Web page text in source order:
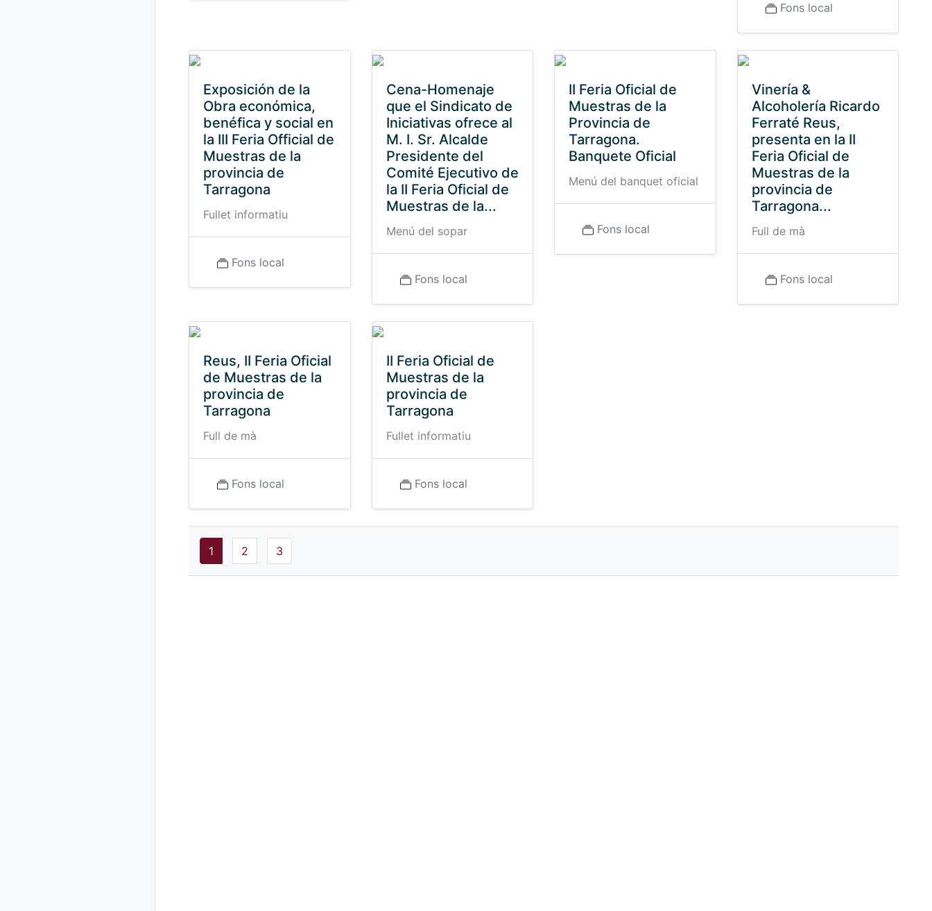
Fons local
Exposición de la
Obra económica,
benéfica y social en
la III Feria Official de
Muestras de la
provincia de
Tarragona
Fullet informatiu
Fons local
Cena-Homenaje
que el Sindicato de
Iniciativas ofrece al
M. I. Sr. Alcalde
Presidente del
Comité Ejecutivo de
la II Feria Oficial de
Muestras de la...
Menú del sopar
Fons local
II Feria Oficial de
Muestras de la
Provincia de
Tarragona.
Banquete Oficial
Menú del banquet oficial
Fons local
Vinería &
Alcoholería Ricardo
Ferraté Reus,
presenta en la II
Feria Oficial de
Muestras de la
provincia de
Tarragona...
Full de mà
Fons local
Reus, II Feria Oficial
de Muestras de la
provincia de
Tarragona
Full de mà
Fons local
II Feria Oficial de
Muestras de la
provincia de
Tarragona
Fullet informatiu
Fons local
1 2 3